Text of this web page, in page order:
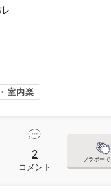
室内楽
2
コメント
ブラボー